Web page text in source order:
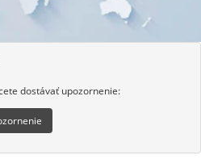
dostávať upozornenie: